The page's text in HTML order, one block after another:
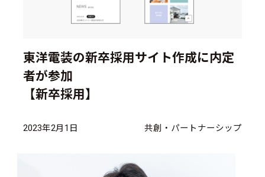
東洋電装の新卒採用サイト作成に内定
者が参加
【新卒採用】
2023年2月1日 共創・パートナーシップ